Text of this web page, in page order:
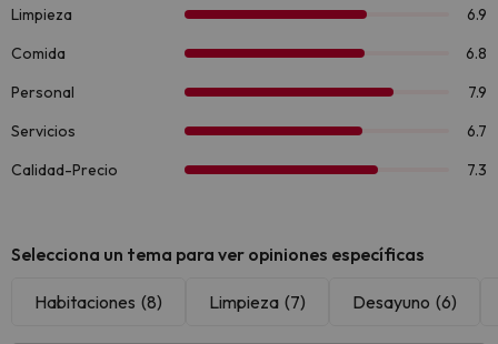
Selecciona un tema para ver opiniones específicas
Habitaciones (8) Limpieza (7) Desayuno (6)